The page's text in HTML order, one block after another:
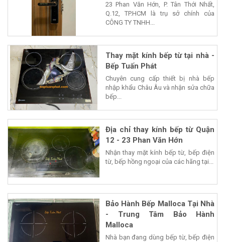
23 Phan Văn Hớn, P. Tân Thới Nhất,
Q.12, TP.HCM là trụ sở chính của
CÔNG TY TNHH...
Thay mặt kính bếp từ tại nhà -
Bếp Tuấn Phát
Chuyên cung cấp thiết bị nhà bếp
nhập khẩu Châu Âu và nhận sửa chữa
bếp...
Địa chỉ thay kính bếp từ Quận
12 - 23 Phan Văn Hớn
Nhận thay mặt kính bếp từ, bếp điện
từ, bếp hồng ngoại của các hãng tại...
Bảo Hành Bếp Malloca Tại Nhà
- Trung Tâm Bảo Hành
Malloca
Nhà bạn đang dùng bếp từ, bếp điện